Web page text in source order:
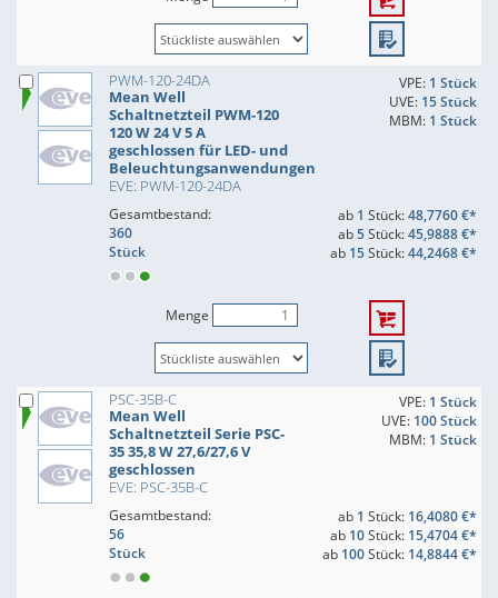
PWM-120-24DA
Mean Well
Schaltnetzteil PWM-120
120 W 24 V 5 A
geschlossen für LED- und
Beleuchtungsanwendungen
EVE: PWM-120-24DA
VPE: 1 Stück
UVE: 15 Stück
MBM: 1 Stück
Gesamtbestand:
360
Stück
ab 1 Stück:48,7760 €*
ab5Stück:45,9888 €*
ab 15Stück:44,2468 €*
Menge
PSC-35B-C
Mean Well
Schaltnetzteil Serie PSC-
35 35,8 W 27,6/27,6 V
geschlossen
EVE: PSC-35B-C
VPE: 1 Stück
UVE: 100 Stück
MBM: 1 Stück
Gesamtbestand:
56
Stück
ab 1 Stück: 16,4080 €*
ab 10Stück: 15,4704 €*
ab 100Stück: 14,8844 €*